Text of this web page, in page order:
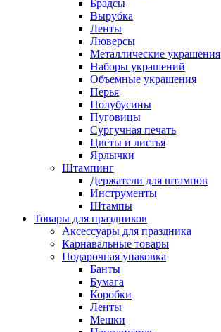
Брадсы
Вырубка
Ленты
Люверсы
Металлические украшения
Наборы украшений
Объемные украшения
Перья
Полубусины
Пуговицы
Сургучная печать
Цветы и листья
Ярлычки
Штампинг
Держатели для штампов
Инструменты
Штампы
Товары для праздников
Аксессуары для праздника
Карнавальные товары
Подарочная упаковка
Банты
Бумага
Коробки
Ленты
Мешки